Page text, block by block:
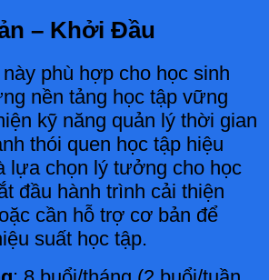
– Khởi Đầu
phù hợp cho học sinh
nền tảng học tập vững
kỹ năng quản lý thời gian
thói quen học tập hiệu
lựa chọn lý tưởng cho học
đầu hành trình cải thiện
cần hỗ trợ cơ bản để
suất học tập.